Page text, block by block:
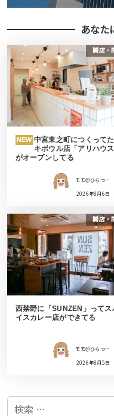
あなた
開店・
NEW 中宮東之町につくって
キボウル店「アリハウス
がオープンしてる
モモ＠ひらつー
2026年8月6日
開店・
西禁野に「SUNZEN」ってス
イスカレー店ができてる
モモ＠ひらつー
2026年8月5日
検